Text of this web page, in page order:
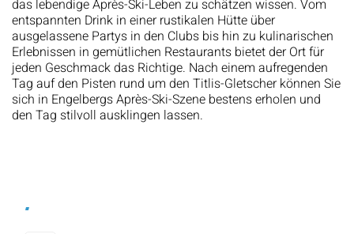
das lebendige Après-Ski-Leben zu schätzen wissen. Vom
entspannten Drink in einer rustikalen Hütte über
ausgelassene Partys in den Clubs bis hin zu kulinarischen
Erlebnissen in gemütlichen Restaurants bietet der Ort für
jeden Geschmack das Richtige. Nach einem aufregenden
Tag auf den Pisten rund um den Titlis-Gletscher können Sie
sich in Engelbergs Après-Ski-Szene bestens erholen und
den Tag stilvoll ausklingen lassen.
.